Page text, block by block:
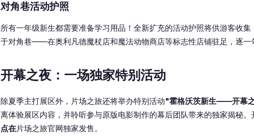
对角巷活动护照
所有一年级新生都需要准备学习用品！全新扩充的活动护照将供游客收
于对角巷——在奥利凡德魔杖店和魔法动物商店等标志性店铺驻足，逐一
开幕之夜：一场独家特别活动
除夏季主打展区外，片场之旅还将举办特别活动"霍格沃茨新生——开幕
离体验展区内容，并聆听参与原版电影制作的幕后团队带来的独家揭秘。
点在片场之旅官网独家发售。